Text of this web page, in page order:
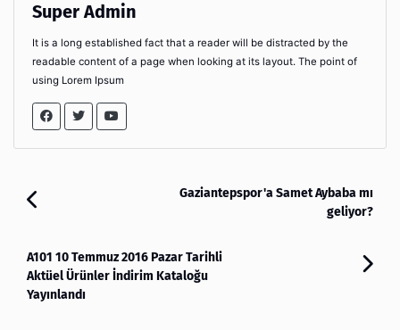
Super Admin
It is a long established fact that a reader will be distracted by the
readable content of a page when looking at its layout. The point of
using Lorem Ipsum
Gaziantepspor'a Samet Aybaba mı
geliyor?
A101 10 Temmuz 2016 Pazar Tarihli
Aktüel Ürünler İndirim Kataloğu
Yayınlandı